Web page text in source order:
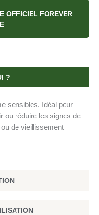
OFFICIEL FOREVER
?
sensibles. Idéal pour
ou réduire les signes de
de vieillissement